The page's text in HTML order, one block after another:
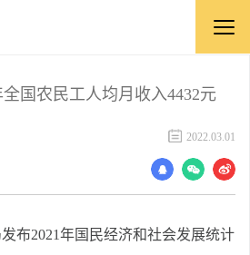
国农民工人均月收入4432元
2022.03.01
布2021年国民经济和社会发展统计